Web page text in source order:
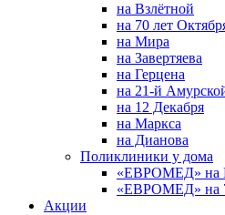
на Взлётной
на 70 лет
на Мира
на Завертяева
на Герцена
на 21-й
на 12 Декабря
на Маркса
на Дианова
Поликлиники у дома
«ЕВРОМЕД» на
«ЕВРОМЕД» на
Акции